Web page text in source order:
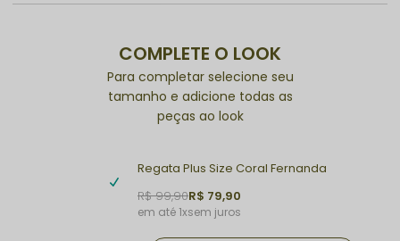
COMPLETE O LOOK
Para completar selecione seu
tamanho e adicione todas as
peças ao look
Regata Plus Size Coral Fernanda
R$ 99,90R$ 79,90
1xsem juros